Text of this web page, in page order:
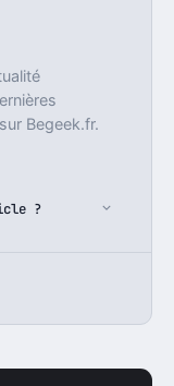
Begeek.fr.
?